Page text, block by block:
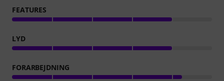
FEATURES
LYD
FORARBEJDNING